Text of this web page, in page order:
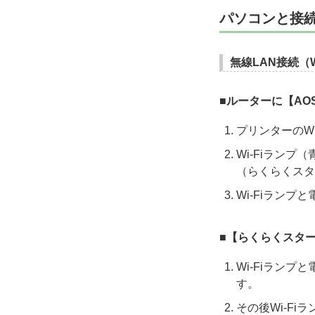
パソコンと接
無線LAN接続（
■ルーターに【
プリンターの
Wi-Fiランプ（
（らくらくス
Wi-Fiランプと
■【らくらくスタ
Wi-Fiランプと
す。
その後Wi-Fiラ